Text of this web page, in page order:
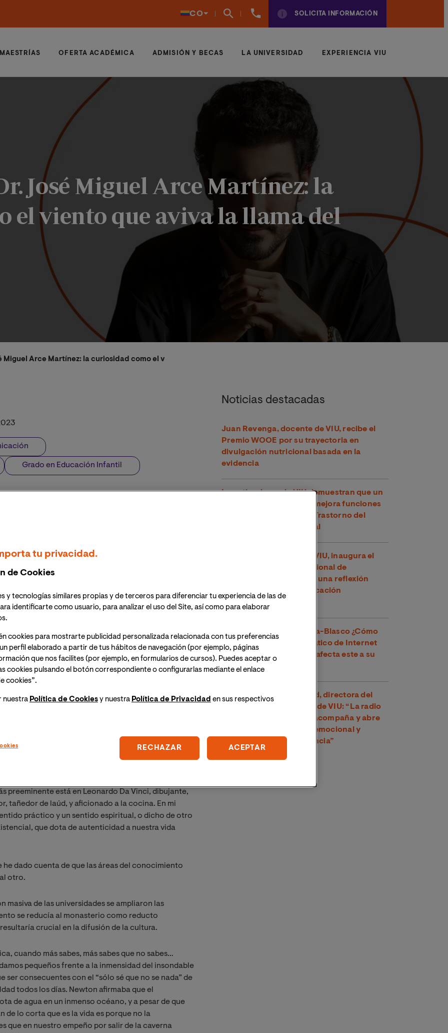
CO
(+57)
SOLICITA INFORMACIÓN
MAESTRÍAS OFERTA ACADÉMICA ADMISIÓN Y BECAS LA UNIVERSIDAD EXPERIENCIA VIU
José Miguel Arce Martínez: la
el viento que aviva la llama del
Miguel Arce Martínez: la curiosidad como el viento que aviva la llama del conocimiento
Grado en Educación Infantil
de creatividad, conocimiento y apetito por
en un párrafo biográfico como este resulta
Máster Oficial en Patrimonio y Gestión Cultural
Dr. Arce Martínez aplica su extenso conocimiento y
la exposición del diseñador gráfico y artista
al que ha dado continuidad, comisariando la
se inaugura este próximo noviembre en el
profesional, nos pusimos en contacto con él y le
Una conversación que sirvió también de coartada
humanidades, y el devenir de nuestra cultura. Fue
entrega surgida de ella, centrada, esta vez, en
las Bellas Artes y el Diseño, pero también en
contar un poco sobre ti y qué campos del saber
figura del humanista del Renacimiento, ejemplo de
del saber con una curiosidad y avidez de
preeminente está en Leonardo Da Vinci, dibujante,
tañedor de laúd, y aficionado a la cocina. En mi
práctico y un sentido espiritual, o dicho de otro
que dota de autenticidad a nuestra vida
dado cuenta de que las áreas del conocimiento
otro.
masiva de las universidades se ampliaron las
se reducía al monasterio como reducto
crucial en la difusión de la cultura.
cuando más sabes, más sabes que no sabes…
pequeños frente a la inmensidad del insondable
ser consecuentes con el “sólo sé que no se nada” de
todos los días. Newton afirmaba que el
de agua en un inmenso océano, y a pesar de que
de lo corta que es la vida es porque no la
que en nuestro empeño por salir de la caverna
Noticias destacadas
Juan Revenga, docente de VIU, recibe el
Premio WOOE por su trayectoria en
divulgación nutricional basada en la
evidencia
Investigadores de VIU demuestran que un
compuesto del té verde mejora funciones
cognitivas en niños con Trastorno del
Espectro Alcohólico Fetal
Toni García, docente de VIU, inaugura el
XXVI Congreso Internacional de
Educadores en Perú con una reflexión
sobre los retos de la educación
contemporánea
Dr. Víctor José Villanueva-Blasco ¿Cómo
detectar el uso problemático de Internet
en adolescentes y cómo afecta este a su
salud mental?
Dra. Amparo Suay Madrid, directora del
Grado en Comunicación de VIU: “La radio
es una voz cercana que acompaña y abre
un espacio de conexión emocional y
psicológica con la audiencia”
tu privacidad.
de Cookies
y tecnologías similares propias y de terceros para diferenciar tu experiencia de las de
identificarte como usuario, para analizar el uso del Site, así como para elaborar
cookies para mostrarte publicidad personalizada relacionada con tus preferencias
perfil elaborado a partir de tus hábitos de navegación (por ejemplo, páginas
que nos facilites (por ejemplo, en formularios de cursos). Puedes aceptar o
cookies pulsando el botón correspondiente o configurarlas mediante el enlace
cookies”.
nuestra Política de Cookiesy nuestra Política de Privacidad en sus respectivos
RECHAZAR ACEPTAR